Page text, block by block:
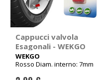
Cappucci valvola
Esagonali - WEKGO
WEKGO
Rosso Diam. interno: 7mm